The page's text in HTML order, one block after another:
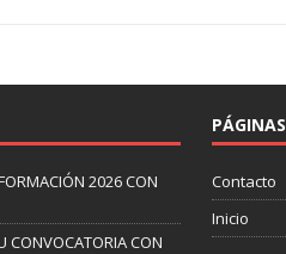
2026 CON
CONVOCATORIA CON
PÁGINAS
Contacto
Inicio